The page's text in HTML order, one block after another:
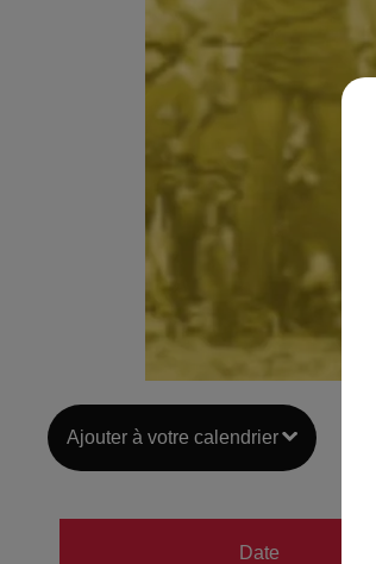
Ajouter à votre calendrier
Date